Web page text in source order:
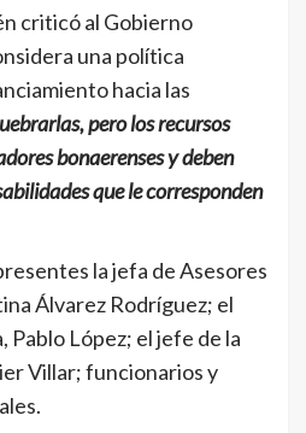
criticó al Gobierno
una política
hacia las
pero los recursos
bonaerenses y deben
que le corresponden
la jefa de Asesores
Álvarez Rodríguez; el
Pablo López; el jefe de la
Villar; funcionarios y